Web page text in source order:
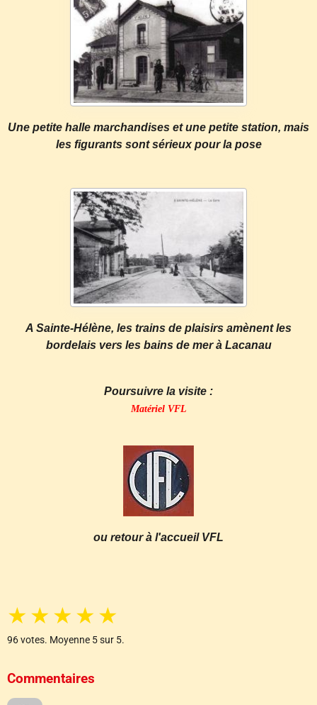
Une petite halle marchandises et une petite station, mais
les figurants sont sérieux pour la pose
A Sainte-Hélène, les trains de plaisirs amènent les
bordelais vers les bains de mer à Lacanau
Poursuivre la visite :
Matériel VFL
ou retour à l'accueil VFL
★ ★ ★ ★ ★
96votes. Moyenne 5sur 5.
Commentaires